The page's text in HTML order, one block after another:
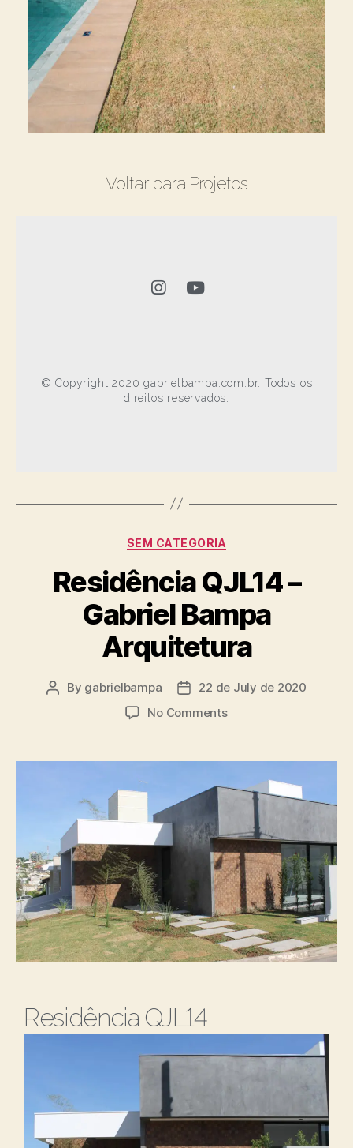
Voltar para Projetos
© Copyright 2020 gabrielbampa.com.br. Todos os
direitos reservados.
SEM CATEGORIA
Residência QJL14 –
Gabriel Bampa
Arquitetura
By gabrielbampa
22 de July de 2020
No Comments
Residência QJL14